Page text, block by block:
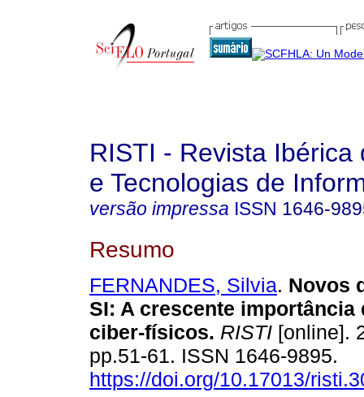
RISTI - Revista Ibérica
e Tecnologias de
versão impressa ISSN 1646-
Resumo
FERNANDES, Silvia. Novos
SI: A crescente importância
ciber-físicos. RISTI [online].
pp.51-61. ISSN 1646-9895.
https://doi.org/10.17013/